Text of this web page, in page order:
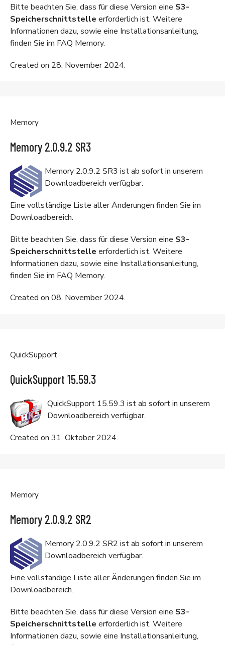
Bitte beachten Sie, dass für diese Version eine S3-
Speicherschnittstelle erforderlich ist. Weitere
Informationen dazu, sowie eine Installationsanleitung,
finden Sie im FAQ Memory.
Created on 28. November 2024.
Memory
Memory 2.0.9.2 SR3
Memory 2.0.9.2 SR3 ist ab sofort in unserem
Downloadbereich verfügbar.
Eine vollständige Liste aller Änderungen finden Sie im
Downloadbereich.
Bitte beachten Sie, dass für diese Version eine S3-
Speicherschnittstelle erforderlich ist. Weitere
Informationen dazu, sowie eine Installationsanleitung,
finden Sie im FAQ Memory.
Created on 08. November 2024.
QuickSupport
QuickSupport 15.59.3
QuickSupport 15.59.3 ist ab sofort in unserem
Downloadbereich verfügbar.
Created on 31. Oktober 2024.
Memory
Memory 2.0.9.2 SR2
Memory 2.0.9.2 SR2 ist ab sofort in unserem
Downloadbereich verfügbar.
Eine vollständige Liste aller Änderungen finden Sie im
Downloadbereich.
Bitte beachten Sie, dass für diese Version eine S3-
Speicherschnittstelle erforderlich ist. Weitere
Informationen dazu, sowie eine Installationsanleitung,